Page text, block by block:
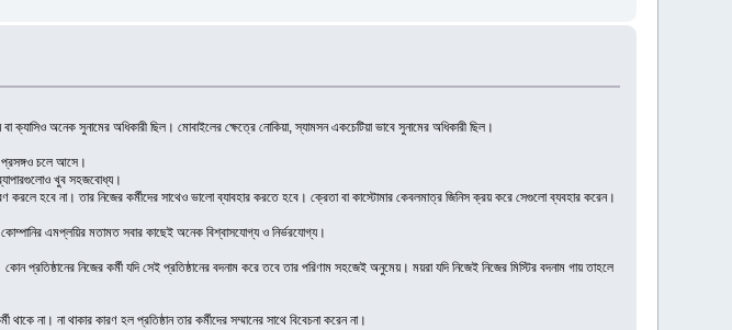
ক্যাসিও অনেক সুনামের অধিকারী ছিল। মোবাইলের ক্ষেত্রে নোকিয়া, স্যামসন একচেটিয়া ভাবে সুনামের অধিকারী ছিল।
প্রসঙ্গও চলে আসে।
খুব সহজবোধ্য।
হবে না। তার নিজের কর্মীদের সাথেও ভালো ব্যাবহার করতে হবে। ক্রেতা বা কাস্টোমার কেবলমাত্র জিনিস ক্রয় করে সেগুলো ব্যবহার করেন।
এমপ্লয়ির মতামত সবার কাছেই অনেক বিশ্বাসযোগ্য ও নির্ভরযোগ্য।
প্রতিষ্ঠানের নিজের কর্মী যদি সেই প্রতিষ্ঠানের বদনাম করে তবে তার পরিণাম সহজেই অনুমেয়। ময়রা যদি নিজেই নিজের মিস্টির বদনাম গায় তাহলে
না। না থাকার কারণ হল প্রতিষ্ঠান তার কর্মীদের সম্মানের সাথে বিবেচনা করেন না।